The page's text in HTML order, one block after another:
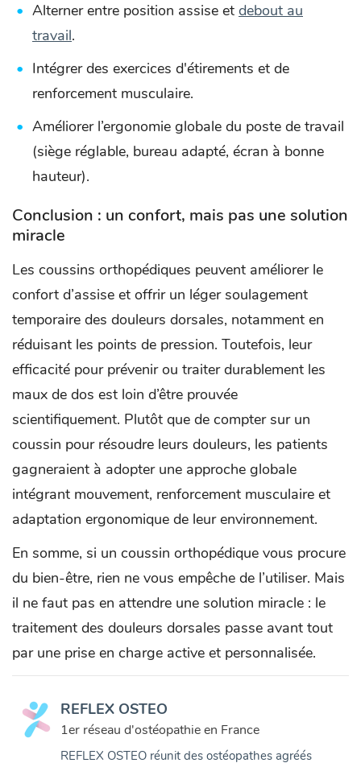
Alterner entre position assise et debout au
travail.
Intégrer des exercices d'étirements et de
renforcement musculaire.
Améliorer l’ergonomie globale du poste de travail
(siège réglable, bureau adapté, écran à bonne
hauteur).
Conclusion : un confort, mais pas une solution
miracle
Les coussins orthopédiques peuvent améliorer le
confort d’assise et offrir un léger soulagement
temporaire des douleurs dorsales, notamment en
réduisant les points de pression. Toutefois, leur
efficacité pour prévenir ou traiter durablement les
maux de dos est loin d’être prouvée
scientifiquement. Plutôt que de compter sur un
coussin pour résoudre leurs douleurs, les patients
gagneraient à adopter une approche globale
intégrant mouvement, renforcement musculaire et
adaptation ergonomique de leur environnement.
En somme, si un coussin orthopédique vous procure
du bien-être, rien ne vous empêche de l’utiliser. Mais
il ne faut pas en attendre une solution miracle : le
traitement des douleurs dorsales passe avant tout
par une prise en charge active et personnalisée.
REFLEX OSTEO
1er réseau d'ostéopathie en France
REFLEX OSTEO réunit des ostéopathes agréés